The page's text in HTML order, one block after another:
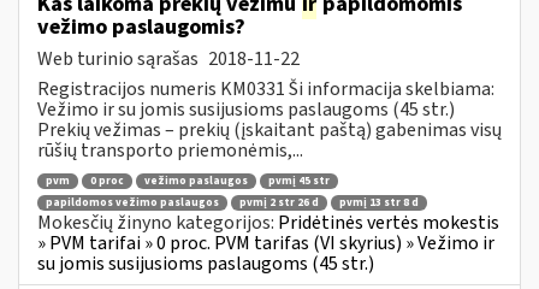
vežimo paslaugomis?
Web turinio sąrašas 2018-11-22
Registracijos numeris KM0331 Ši informacija skelbiama:
Vežimo ir su jomis susijusioms paslaugoms (45 str.)
Prekių vežimas – prekių (įskaitant paštą) gabenimas visų
rūšių transporto priemonėmis,...
pvm 0 proc vežimo paslaugos
pvmį 45 str
papildomos vežimo paslaugos
pvmį 2 str 26 d pvmį 13 str 8 d
Mokesčių žinyno kategorijos: Pridėtinės vertės mokestis
» PVM tarifai » 0 proc. PVM tarifas (VI skyrius) » Vežimo ir
su jomis susijusioms paslaugoms (45 str.)